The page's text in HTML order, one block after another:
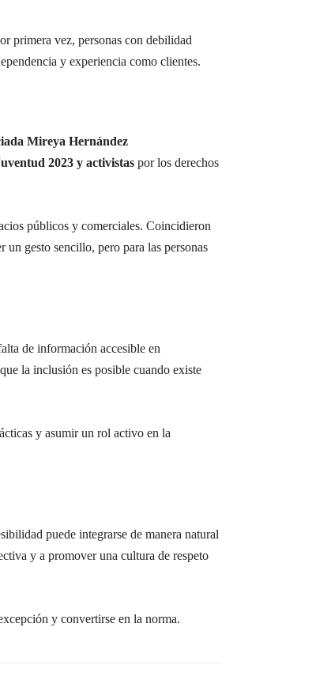
primera vez, personas con debilidad
y experiencia como clientes.
Mireya Hernández
2023 y activistas por los derechos
públicos y comerciales. Coincidieron
gesto sencillo, pero para las personas
de información accesible en
la inclusión es posible cuando existe
y asumir un rol activo en la
puede integrarse de manera natural
y a promover una cultura de respeto
y convertirse en la norma.